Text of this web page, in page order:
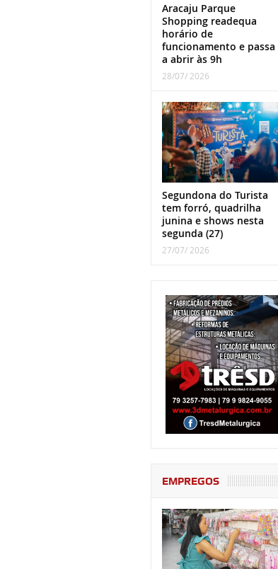
Aracaju Parque
Shopping readequa
horário de
funcionamento e passa
a abrir às 9h
28/07/ 2026
Segundona do Turista
tem forró, quadrilha
junina e shows nesta
segunda (27)
27/07/ 2026
EMPREGOS